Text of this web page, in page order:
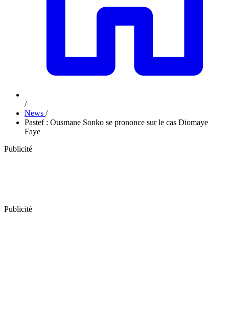
/
News /
Pastef : Ousmane Sonko se prononce sur le cas Diomaye
Faye
Publicité
Publicité